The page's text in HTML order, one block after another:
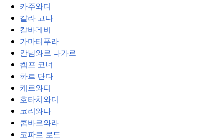
카주와디
칼라 고다
칼바데비
가마티푸라
칸남와르 나가르
켐프 코너
하르 단다
케르와디
호타치와디
코리와다
쿰바르와라
코파르 로드